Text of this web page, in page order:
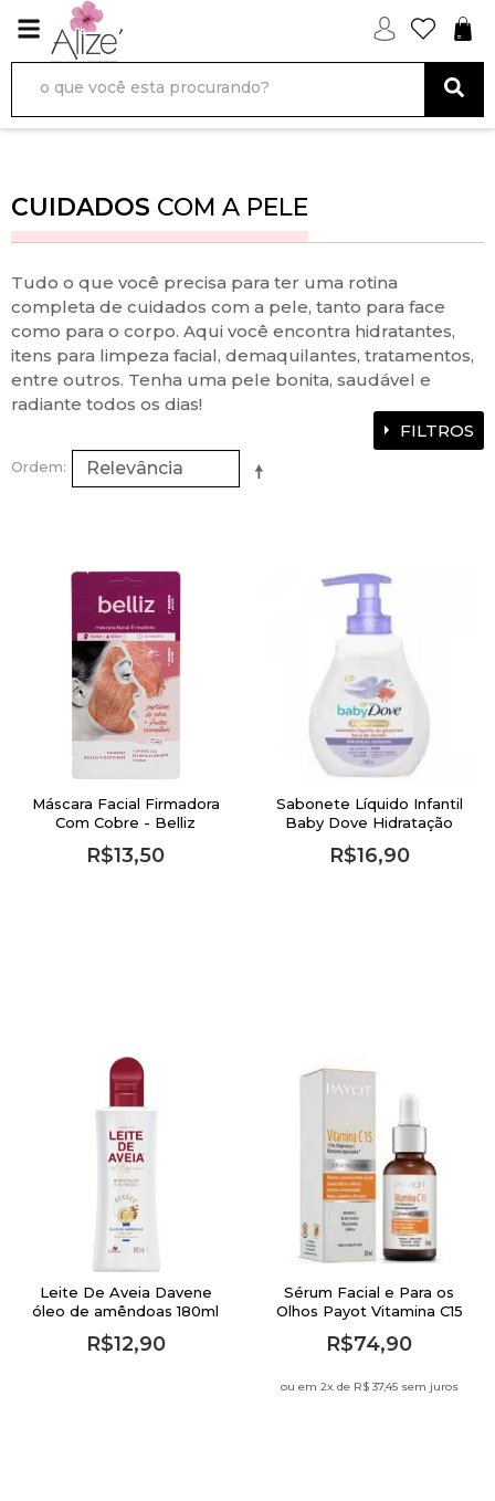
CUIDADOS COM A PELE
Tudo o que você precisa para ter uma rotina
completa de cuidados com a pele, tanto para face
como para o corpo. Aqui você encontra hidratantes,
itens para limpeza facial, demaquilantes, tratamentos,
entre outros. Tenha uma pele bonita, saudável e
radiante todos os dias!
FILTROS
Ordem
Máscara Facial Firmadora
Com Cobre - Belliz
R$13,50
Sabonete Líquido Infantil
Baby Dove Hidratação
Relaxante com 200ml
R$16,90
Leite De Aveia Davene
óleo de amêndoas 180ml
R$12,90
Sérum Facial e Para os
Olhos Payot Vitamina C15
R$74,90
ou em 2x de R$ 37,45 sem juros